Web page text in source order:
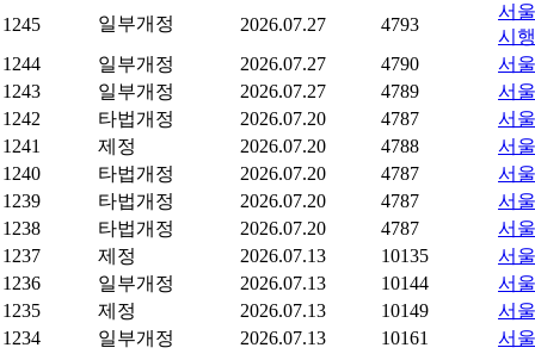
1245
일부개정 2026.07.27 4793
서
시
1244
일부개정 2026.07.27 4790
서
1243
일부개정 2026.07.27 4789
서
1242
타법개정 2026.07.20 4787
서
1241
제정 2026.07.20 4788
서
1240
타법개정 2026.07.20 4787
서
1239
타법개정 2026.07.20 4787
서
1238
타법개정 2026.07.20 4787
서
1237
제정 2026.07.13 10135
서
1236
일부개정 2026.07.13 10144
서
1235
제정 2026.07.13 10149
서
1234
일부개정 2026.07.13 10161
서